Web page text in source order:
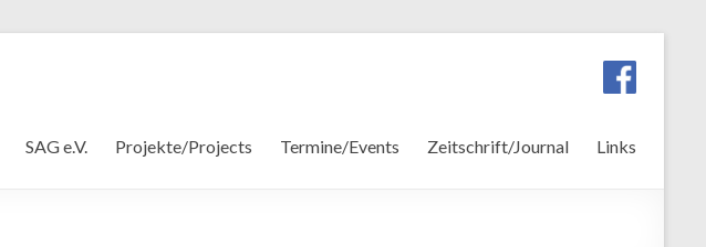
SAG e.V.
Projekte/Projects Termine/Events Zeitschrift/Journal Links